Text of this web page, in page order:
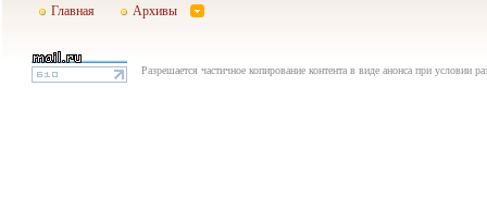
Главная Архивы
Разрешается частичное копирование контента в виде анонса при условии